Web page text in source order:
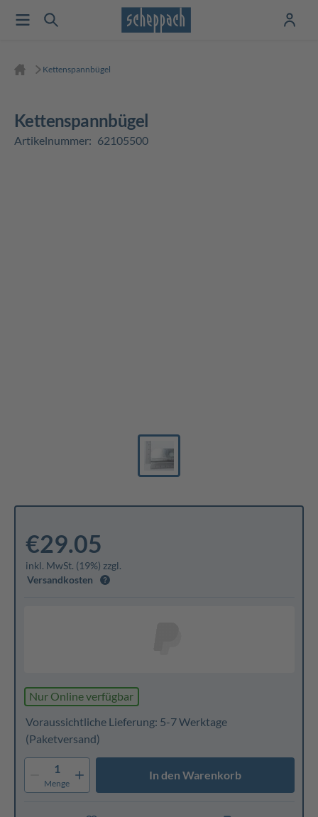
Kettenspannbügel
Kettenspannbügel
Artikelnummer: 62105500
€29.05
inkl. MwSt. (19%) zzgl.
Versandkosten
Nur Online verfügbar
Voraussichtliche Lieferung: 5-7 Werktage
(Paketversand)
1
Menge
In den Warenkorb